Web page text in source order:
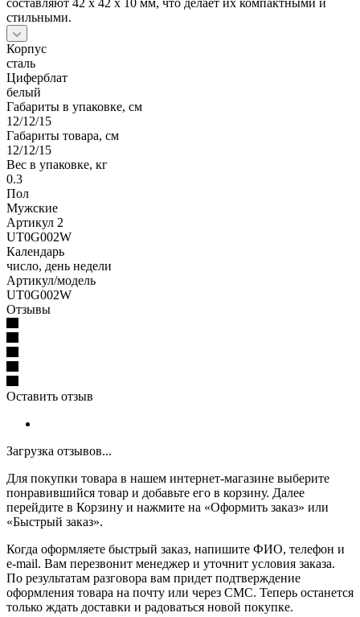
стильными.
Корпус
сталь
Циферблат
белый
Габариты в упаковке, см
12/12/15
Габариты товара, см
12/12/15
Вес в упаковке, кг
0.3
Пол
Мужские
Артикул 2
UT0G002W
Календарь
число, день недели
Артикул/модель
UT0G002W
Отзывы
Оставить отзыв
Загрузка отзывов...
Для покупки товара в нашем интернет-магазине выберите
понравившийся товар и добавьте его в корзину. Далее
перейдите в Корзину и нажмите на «Оформить заказ» или
«Быстрый заказ».
Когда оформляете быстрый заказ, напишите ФИО, телефон и
e-mail. Вам перезвонит менеджер и уточнит условия заказа.
По результатам разговора вам придет подтверждение
оформления товара на почту или через СМС. Теперь останется
только ждать доставки и радоваться новой покупке.